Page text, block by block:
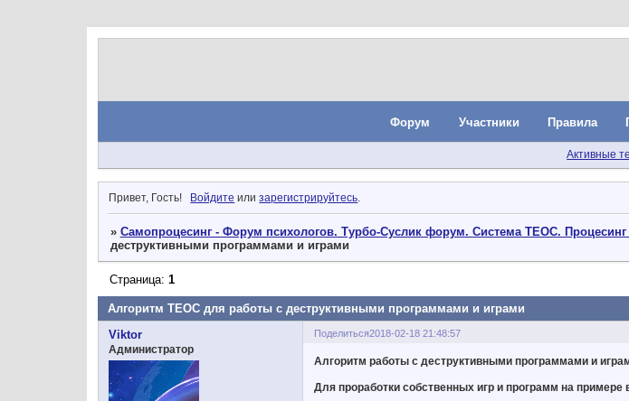
Форум Участники Правила
Активные
Привет, Гость! Войдите илизарегистрируйтесь
» Самопроцесинг - Форум психологов. Турбо-Суслик форум. Система ТЕОС. Процесинг
деструктивными программами и играми
Алгоритм ТЕОС для работы с деструктивными программами и играми
Страница: 1
Поделиться2018-02-18 21:48:57
Viktor
Администратор
Алгоритм работы с деструктивными программами и
Для проработки собственных игр и программ на